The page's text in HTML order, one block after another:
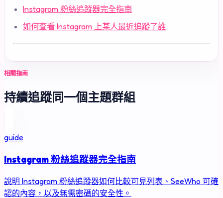
Instagram 粉絲追蹤器完全指南
如何查看 Instagram 上某人最近追蹤了誰
相關指南
持續追蹤同一個主題群組
guide
Instagram 粉絲追蹤器完全指南
說明 Instagram 粉絲追蹤器如何比較可見列表、SeeWho 可確
認的內容，以及無需密碼的安全性。